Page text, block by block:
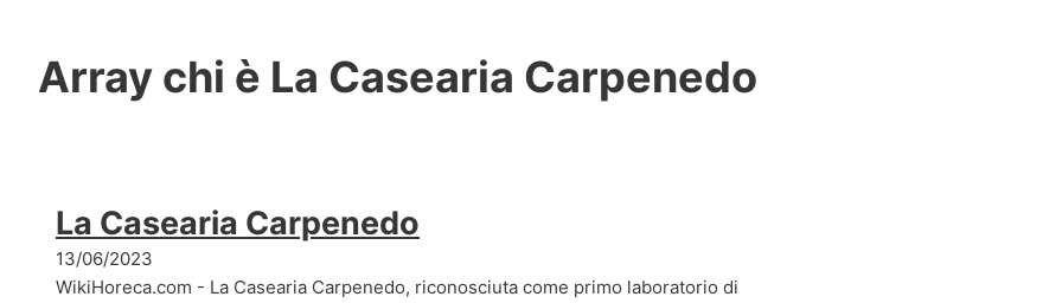
Array chi è La Casearia Carpenedo
La Casearia Carpenedo
13/06/2023
WikiHoreca.com - La Casearia Carpenedo, riconosciuta come primo laboratorio di